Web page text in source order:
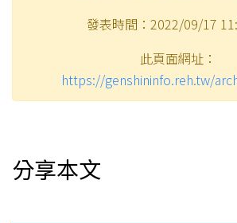
發表時間：2022/09/17
此頁面網址：
https://genshininfo.reh.tw/
分享本文